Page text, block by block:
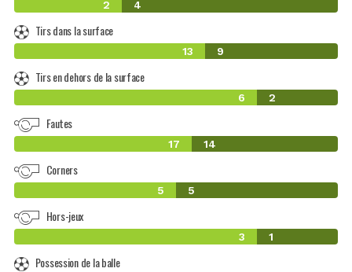
2 4
Tirs dans la surface
13 9
Tirs en dehors de la surface
6 2
Fautes
17 14
Corners
5 5
Hors-jeux
3 1
Possession de la balle